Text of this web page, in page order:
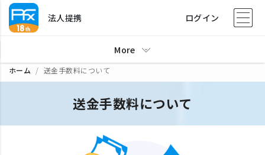
法人提携 ログイン
More
ホーム 送金手数料について
送金手数料について